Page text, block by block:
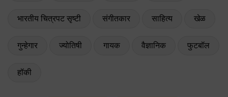
भारतीय चित्रपट सृष्टी संगीतकार साहित्य खेळ
गुन्हेगार ज्योतिषी गायक वैज्ञानिक फुटबॉल
हॉकी